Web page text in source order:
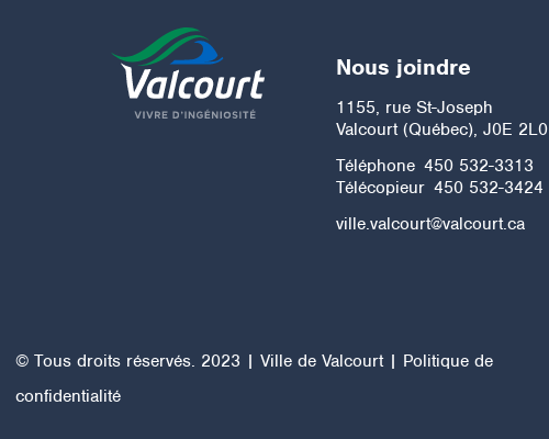
Nous joindre
1155, rue St-Joseph
Valcourt (Québec), J0E 2L0
Téléphone 450 532-3313
Télécopieur 450 532-3424
ville.valcourt@valcourt.ca
© Tous droits réservés. 2023 | Ville de Valcourt | Politique de
confidentialité